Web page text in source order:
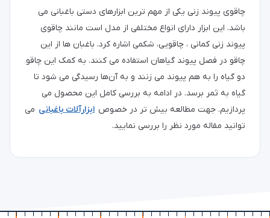
چاقوی پیوند زنی یکی از مهم ترین ابزارهای دستی باغبانی می
باشد. این ابزار دارای انواع مختلفی از مدل‌ است مانند چاقوی
پیوند زنی کمانی ، چاقویی، شکمی اشاره کرد. باغبان ها از این
چاقو در فصل پیوند گیاهان استفاده می کنند. به کمک این چاقو
دو گیاه را به هم پیوند می زنند و به آن‌ها رسیدگی می شود تا
گیاه به ثمر برسد. در ادامه به بررسی کامل این محصول می
پردازیم. جهت مطالعه بیش تر در خصوص ابزارآلات باغبانی می
توانید مقاله مورد نظر را بررسی نمایید.